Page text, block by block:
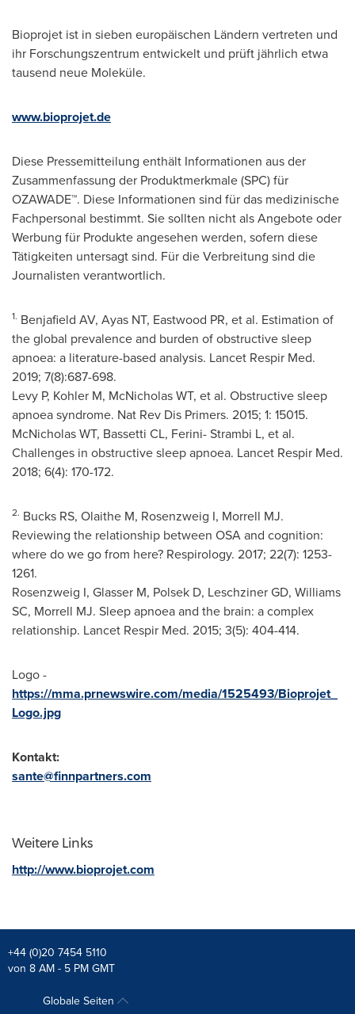
Bioprojet ist in sieben europäischen Ländern vertreten und
ihr Forschungszentrum entwickelt und prüft jährlich etwa
tausend neue Moleküle.
www.bioprojet.de
Diese Pressemitteilung enthält Informationen aus der
Zusammenfassung der Produktmerkmale (SPC) für
OZAWADE™. Diese Informationen sind für das medizinische
Fachpersonal bestimmt. Sie sollten nicht als Angebote oder
Werbung für Produkte angesehen werden, sofern diese
Tätigkeiten untersagt sind. Für die Verbreitung sind die
Journalisten verantwortlich.
1. Benjafield AV, Ayas NT, Eastwood PR, et al. Estimation of
the global prevalence and burden of obstructive sleep
apnoea: a literature-based analysis. Lancet Respir Med.
2019; 7(8):687-698.
Levy P, Kohler M, McNicholas WT, et al. Obstructive sleep
apnoea syndrome. Nat Rev Dis Primers. 2015; 1: 15015.
McNicholas WT, Bassetti CL, Ferini- Strambi L, et al.
Challenges in obstructive sleep apnoea. Lancet Respir Med.
2018; 6(4): 170-172.
2. Bucks RS, Olaithe M, Rosenzweig I, Morrell MJ.
Reviewing the relationship between OSA and cognition:
where do we go from here? Respirology. 2017; 22(7): 1253-
1261.
Rosenzweig I, Glasser M, Polsek D, Leschziner GD, Williams
SC, Morrell MJ. Sleep apnoea and the brain: a complex
relationship. Lancet Respir Med. 2015; 3(5): 404-414.
Logo -
https://mma.prnewswire.com/media/1525493/Bioprojet_
Logo.jpg
Kontakt:
sante@finnpartners.com
Weitere Links
http://www.bioprojet.com
+44 (0)20 7454 5110
von 8 AM - 5 PM GMT
Globale Seiten